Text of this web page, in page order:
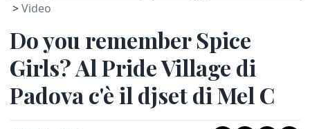
Video
Do you remember Spice
Girls? Al Pride Village di
Padova c'è il djset di Mel C